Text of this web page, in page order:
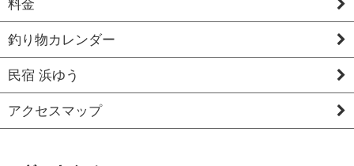
料金
釣り物カレンダー
民宿 浜ゆう
アクセスマップ